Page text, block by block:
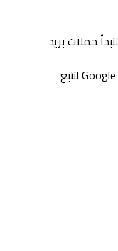
إرسال بيانات العملاء تلقائيًا إلى Mailchimp لتبدأ حملات بريد
إرسال بيانات المبيعات أو التحويلات إلى Google Ads لتتبع